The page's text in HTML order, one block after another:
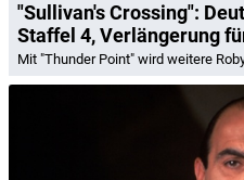
"Sullivan's Crossing":
Staffel 4, Verlängerung
Mit "Thunder Point" wird weitere